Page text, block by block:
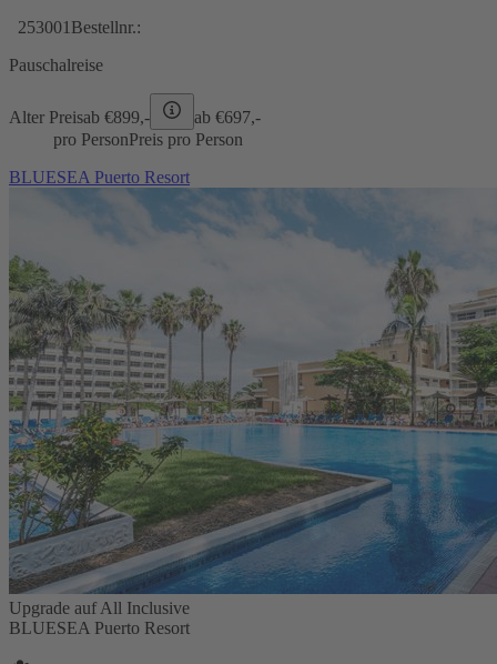
253001 Bestellnr.:
Pauschalreise
Alter Preisab €899,- ab €697,-
pro PersonPreis pro Person
BLUESEA Puerto Resort
Upgrade auf All Inclusive
BLUESEA Puerto Resort